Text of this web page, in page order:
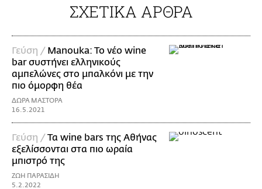
ΣΧΕΤΙΚΑ ΑΡΘΡΑ
Γεύση / Manouka: To νέο wine
bar συστήνει ελληνικούς
αμπελώνες στο μπαλκόνι με την
πιο όμορφη θέα
ΔΩΡΑ ΜΑΣΤΟΡΑ
16.5.2021
Γεύση /Τα wine bars της Αθήνας
εξελίσσονται στα πιο ωραία
μπιστρό της
ΖΩΗ ΠΑΡΑΣΙΔΗ
5.2.2022